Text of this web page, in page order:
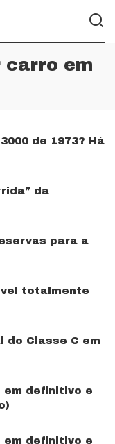
carro em
de 1973? Há
da
para a
totalmente
do Classe C em
em definitivo e
em definitivo e